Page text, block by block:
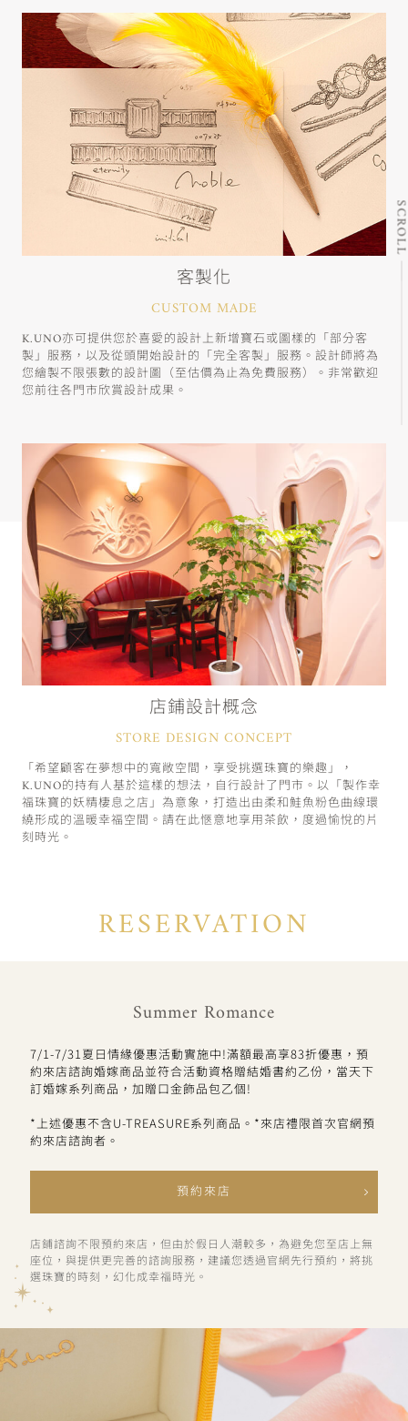
客製化
CUSTOM MADE
K.UNO亦可提供您於喜愛的設計上新增寶石或圖樣的「部分客
製」服務，以及從頭開始設計的「完全客製」服務。設計師將為
您繪製不限張數的設計圖（至估價為止為免費服務）。非常歡迎
您前往各門市欣賞設計成果。
店鋪設計概念
STORE DESIGN CONCEPT
「希望顧客在夢想中的寬敞空間，享受挑選珠寶的樂趣」，
K.UNO的持有人基於這樣的想法，自行設計了門市。以「製作幸
福珠寶的妖精棲息之店」為意象，打造出由柔和鮭魚粉色曲線環
繞形成的溫暖幸福空間。請在此愜意地享用茶飲，度過愉悅的片
刻時光。
RESERVATION
Summer Romance
7/1-7/31夏日情緣優惠活動實施中!滿額最高享83折優惠，預
約來店諮詢婚嫁商品並符合活動資格贈結婚書約乙份，當天下
訂婚嫁系列商品，加贈口金飾品包乙個!
*上述優惠不含U-TREASURE系列商品。*來店禮限首次官網預
約來店諮詢者。
預約來店
店鋪諮詢不限預約來店，但由於假日人潮較多，為避免您至店上無
座位，與提供更完善的諮詢服務，建議您透過官網先行預約，將挑
選珠寶的時刻，幻化成幸福時光。